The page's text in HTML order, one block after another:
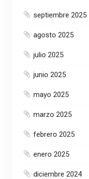
septiembre 2025
agosto 2025
julio 2025
junio 2025
mayo 2025
marzo 2025
febrero 2025
enero 2025
diciembre 2024